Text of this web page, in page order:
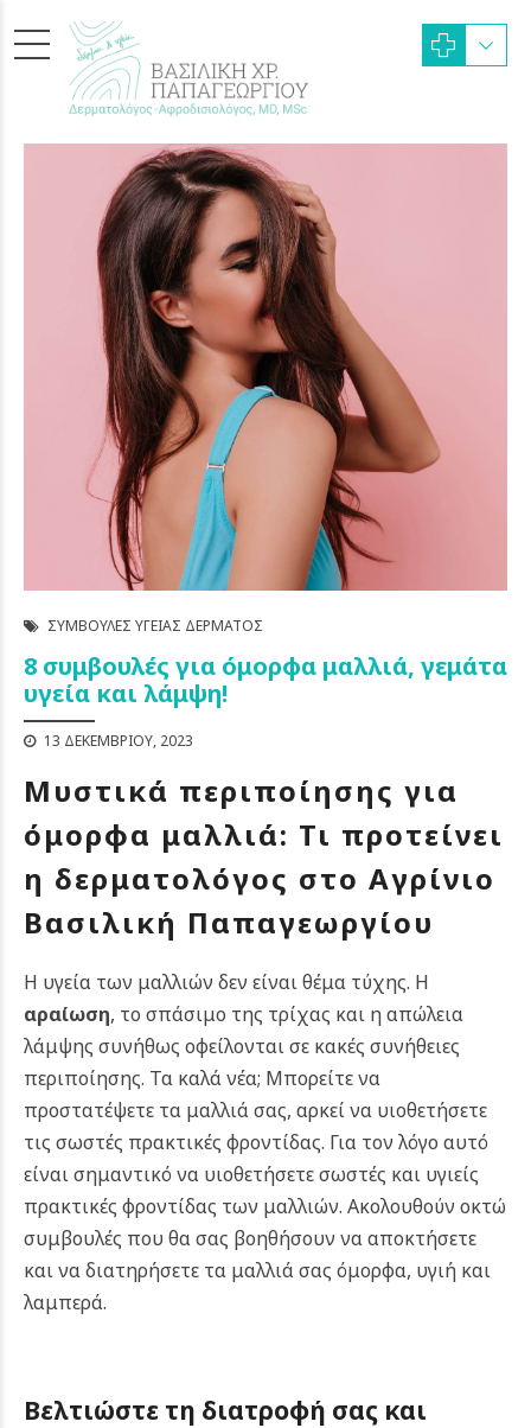
ΣΥΜΒΟΥΛΈΣ ΥΓΕΊΑΣ ΔΈΡΜΑΤΟΣ
8 συμβουλές για όμορφα μαλλιά, γεμάτα
υγεία και λάμψη!
13 ΔΕΚΕΜΒΡΊΟΥ, 2023
Μυστικά περιποίησης για
όμορφα μαλλιά: Τι προτείνει
η δερματολόγος στο Αγρίνιο
Βασιλική Παπαγεωργίου
Η υγεία των μαλλιών δεν είναι θέμα τύχης. Η
αραίωση, το σπάσιμο της τρίχας και η απώλεια
λάμψης συνήθως οφείλονται σε κακές συνήθειες
περιποίησης. Τα καλά νέα; Μπορείτε να
προστατέψετε τα μαλλιά σας, αρκεί να υιοθετήσετε
τις σωστές πρακτικές φροντίδας. Για τον λόγο αυτό
είναι σημαντικό να υιοθετήσετε σωστές και υγιείς
πρακτικές φροντίδας των μαλλιών. Ακολουθούν οκτώ
συμβουλές που θα σας βοηθήσουν να αποκτήσετε
και να διατηρήσετε τα μαλλιά σας όμορφα, υγιή και
λαμπερά.
Βελτιώστε τη διατροφή σας και